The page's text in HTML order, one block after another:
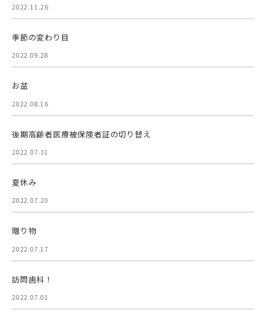
2022.11.26
季節の変わり目
2022.09.28
お盆
2022.08.16
後期高齢者医療被保険者証の切り替え
2022.07.31
夏休み
2022.07.20
贈り物
2022.07.17
訪問歯科！
2022.07.01